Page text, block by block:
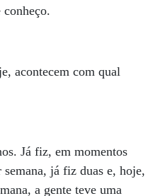
conheço.
acontecem com qual
Já fiz, em momentos
já fiz duas e, hoje,
a gente teve uma